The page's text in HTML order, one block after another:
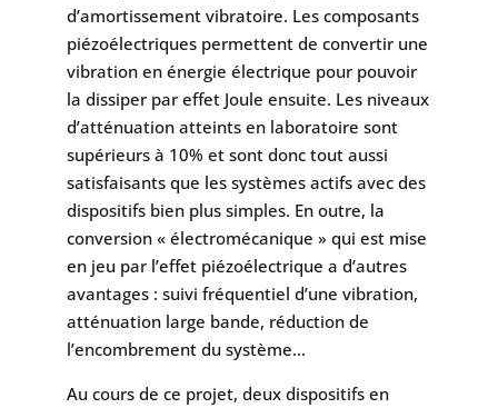
d’amortissement vibratoire. Les composants
piézoélectriques permettent de convertir une
vibration en énergie électrique pour pouvoir
la dissiper par effet Joule ensuite. Les niveaux
d’atténuation atteints en laboratoire sont
supérieurs à 10% et sont donc tout aussi
satisfaisants que les systèmes actifs avec des
dispositifs bien plus simples. En outre, la
conversion « électromécanique » qui est mise
en jeu par l’effet piézoélectrique a d’autres
avantages : suivi fréquentiel d’une vibration,
atténuation large bande, réduction de
l’encombrement du système…
Au cours de ce projet, deux dispositifs en